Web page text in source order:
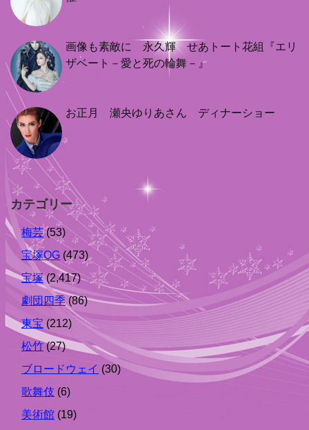
画像も素敵に 永久輝 せあトート花組『エリ
ザベート－愛と死の輪舞－』
お正月 瀬央ゆりあさん ディナーショー
カテゴリー
梅芸(53)
宝塚OG (473)
宝塚(2,417)
劇団四季 (86)
東宝 (212)
松竹(27)
ブロードウェイ (30)
歌舞伎 (6)
美術館 (19)